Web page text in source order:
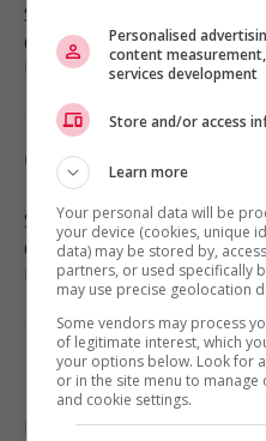
Saint-Denis-sur-Richelieu
Construction, production
manutention
Cariste à la production
Saint-Denis-sur-Richelieu,
Construction, production
manutention
Préposé au
Bedford, QC
Personalised
content
services development
Store and/or access
Learn more
Your personal data will be
your device (cookies, unique
data) may be stored by,
partners, or used specifically
may use precise geolocation
Some vendors may process
of legitimate interest, which
your options below. Look for
or in the site menu to
and cookie settings.